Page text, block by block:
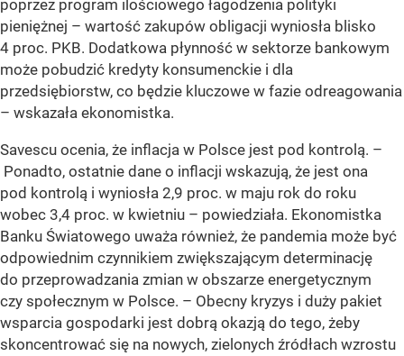
poprzez program ilościowego łagodzenia polityki
pieniężnej – wartość zakupów obligacji wyniosła blisko
4 proc. PKB. Dodatkowa płynność w sektorze bankowym
może pobudzić kredyty konsumenckie i dla
przedsiębiorstw, co będzie kluczowe w fazie odreagowania
– wskazała ekonomistka.
Savescu ocenia, że inflacja w Polsce jest pod kontrolą. –
Ponadto, ostatnie dane o inflacji wskazują, że jest ona
pod kontrolą i wyniosła 2,9 proc. w maju rok do roku
wobec 3,4 proc. w kwietniu – powiedziała. Ekonomistka
Banku Światowego uważa również, że pandemia może być
odpowiednim czynnikiem zwiększającym determinację
do przeprowadzania zmian w obszarze energetycznym
czy społecznym w Polsce. – Obecny kryzys i duży pakiet
wsparcia gospodarki jest dobrą okazją do tego, żeby
skoncentrować się na nowych, zielonych źródłach wzrostu